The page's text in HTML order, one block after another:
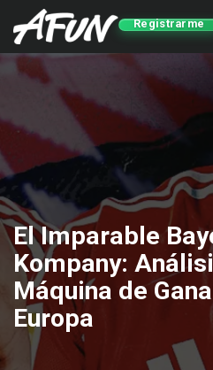
Registrarme
El Imparable
Kompany:
Máquina de
Europa